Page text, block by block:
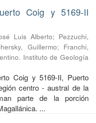
Coig y 5169-II
Luis Alberto; Pezzuchi,
Guillermo; Franchi,
Instituto de Geología
Coig y 5169-II, Puerto
centro - austral de la
parte de la porción
...